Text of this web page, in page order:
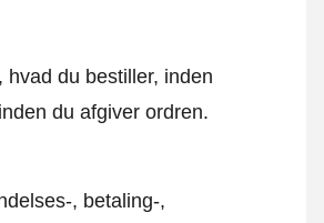
du bestiller, inden
du afgiver ordren.
, betaling-,